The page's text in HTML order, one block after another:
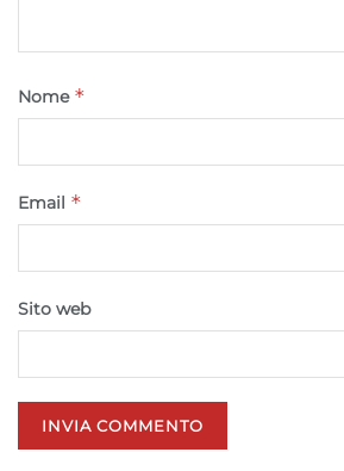
fonti di dati, Collegare diversi dispositivi,
Identificare i dispositivi in base alle
Utilizzare dati di geolocalizzazione
Riconoscere i dispositivi in base a
Garantire la sicurezza, prevenire e
e presentare pubblicità e
Salvare e comunicare le scelte sulla
privacy.
Nome *
Email *
Sito web